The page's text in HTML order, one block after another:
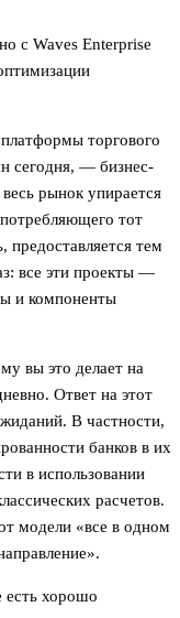
с Waves Enterprise
торгового
сегодня, — бизнес-
рынок упирается
потребляющего тот
предоставляется тем
все эти проекты —
и компоненты
вы это делает на
Ответ на этот
В частности,
банков в их
в использовании
расчетов.
модели «все в одном
есть хорошо